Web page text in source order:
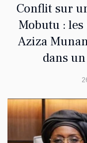
Conflit sur
Mobutu :
Aziza
dans